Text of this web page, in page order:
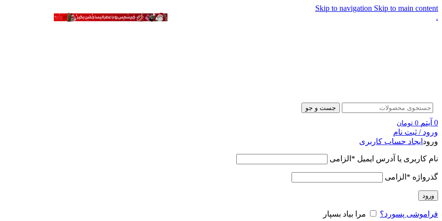
Skip to navigation Skip to main content
.
جست و جو
0 آیتم 0 تومان
ورود / ثبت نام
ورود ایجاد حساب کاربری
نام کاربری یا آدرس ایمیل * الزامی
گذرواژه * الزامی
ورود
فراموشی پسورد؟ مرا بیاد بسپار